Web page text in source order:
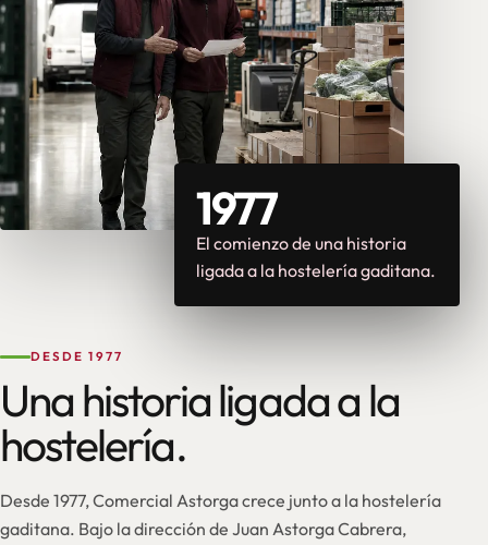
1977
El comienzo de una historia
ligada a la hostelería gaditana.
DESDE 1977
Una historia ligada a la
hostelería.
Desde 1977, Comercial Astorga crece junto a la hostelería
gaditana. Bajo la dirección de Juan Astorga Cabrera,